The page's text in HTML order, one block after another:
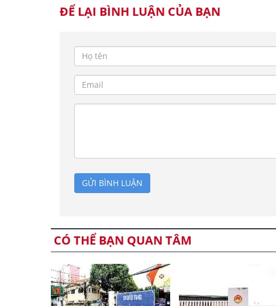
ĐỂ LẠI BÌNH LUẬN CỦA BẠN
GỬI BÌNH LUẬN
CÓ THỂ BẠN QUAN TÂM